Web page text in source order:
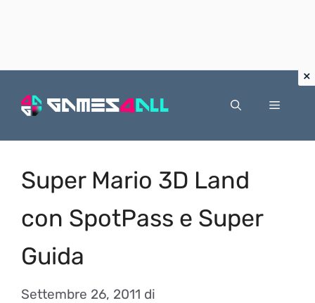
Menu
Super Mario 3D Land
con SpotPass e Super
Guida
Settembre 26, 2011 di